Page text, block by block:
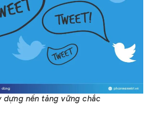
dựng nền tảng vững chắc